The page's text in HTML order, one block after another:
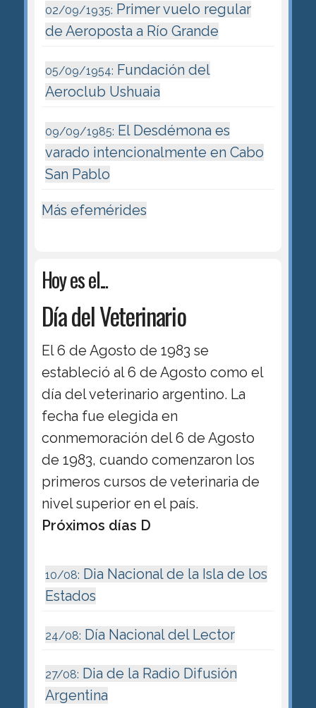
02/09/1935: Primer vuelo regular
de Aeroposta a Río Grande
05/09/1954: Fundación del
Aeroclub Ushuaia
09/09/1985: El Desdémona es
varado intencionalmente en Cabo
San Pablo
Más efemérides
Hoy es el...
Día del Veterinario
El 6 de Agosto de 1983 se
estableció al 6 de Agosto como el
día del veterinario argentino. La
fecha fue elegida en
conmemoración del 6 de Agosto
de 1983, cuando comenzaron los
primeros cursos de veterinaria de
nivel superior en el país.
Próximos días D
10/08: Dia Nacional de la Isla de los
Estados
24/08: Día Nacional del Lector
27/08: Dia de la Radio Difusión
Argentina